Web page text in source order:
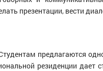
презентации, вести
предлагаются
резиденции дает